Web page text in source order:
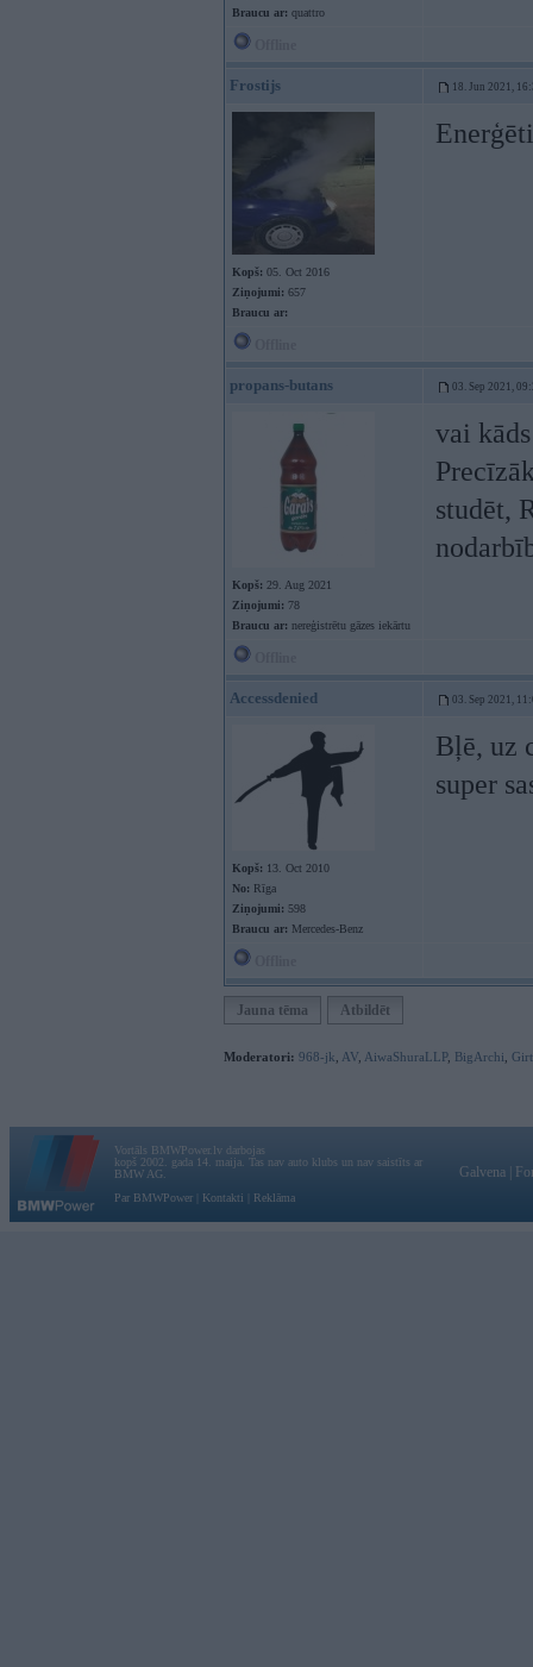
Braucu ar: quattro
Frostijs 18. Jun 2021,
Kopš: 05. Oct 2016
Ziņojumi: 657
Braucu ar:
propans-butans 03. Sep 2021,
Kopš: 29. Aug 2021
Ziņojumi: 78
Braucu ar: nereģistrētu gāzes iekārtu
vai
studēt,
Accessdenied 03. Sep 2021,
Kopš: 13. Oct 2010
No: Rīga
Ziņojumi: 598
Braucu ar: Mercedes-Benz
Bļē, uz
super
Jauna tēma Atbildēt
Moderatori: 968-jk AV AiwaShuraLLP, BigArchi
Vortāls BMWPower.lv darbojas
kopš 2002. gada 14. maija. Tas nav auto klubs un nav saistīts ar
BMW AG.
Par BMWPower
Kontakti Reklāma
Galvena